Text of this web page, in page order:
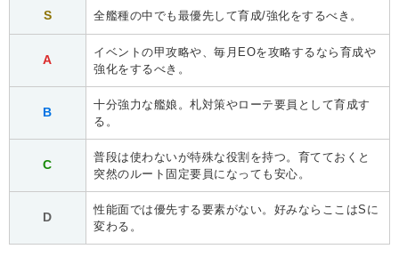
S 全艦種の中でも最優先して育成/強化をするべき。
A
イベントの甲攻略や、毎月EOを攻略するなら育成や
強化をするべき。
B
十分強力な艦娘。札対策やローテ要員として育成す
る。
C
普段は使わないが特殊な役割を持つ。育てておくと
突然のルート固定要員になっても安心。
D
性能面では優先する要素がない。好みならここはSに
変わる。